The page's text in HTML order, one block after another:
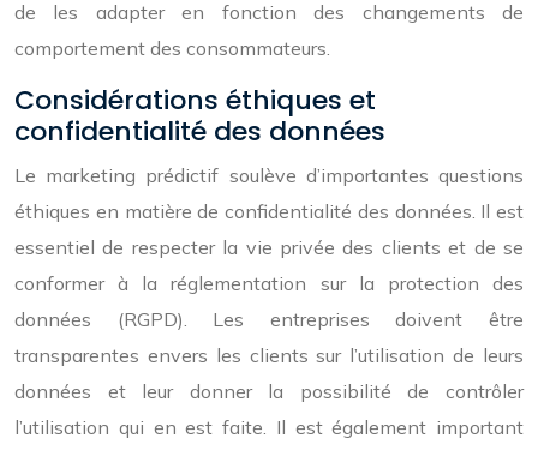
de les adapter en fonction des changements de
comportement des consommateurs.
Considérations éthiques et
confidentialité des données
Le marketing prédictif soulève d’importantes questions
éthiques en matière de confidentialité des données. Il est
essentiel de respecter la vie privée des clients et de se
conformer à la réglementation sur la protection des
données (RGPD). Les entreprises doivent être
transparentes envers les clients sur l’utilisation de leurs
données et leur donner la possibilité de contrôler
l’utilisation qui en est faite. Il est également important